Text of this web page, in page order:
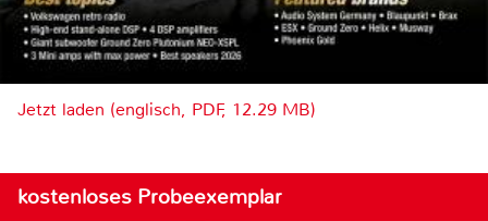
Jetzt laden (englisch, PDF, 12.29 MB)
kostenloses Probeexemplar